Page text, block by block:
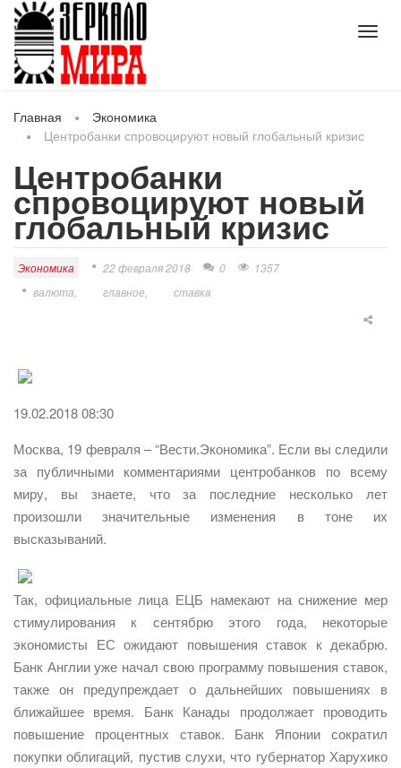
Главная
Экономика
Центробанки спровоцируют новый глобальный кризис
Центробанки
спровоцируют новый
глобальный кризис
Экономика 22 февраля 2018 0
1357
валюта
главное ставка
19.02.2018 08:30
Москва, 19 февраля – “Вести.Экономика”. Если вы следили
за публичными комментариями центробанков по всему
миру, вы знаете, что за последние несколько лет
произошли значительные изменения в тоне их
высказываний.
Так, официальные лица ЕЦБ намекают на снижение мер
стимулирования к сентябрю этого года, некоторые
экономисты ЕС ожидают повышения ставок к декабрю.
Банк Англии уже начал свою программу повышения ставок,
также он предупреждает о дальнейших повышениях в
ближайшее время. Банк Канады продолжает проводить
повышение процентных ставок. Банк Японии сократил
покупки облигаций, пустив слухи, что губернатор Харухико